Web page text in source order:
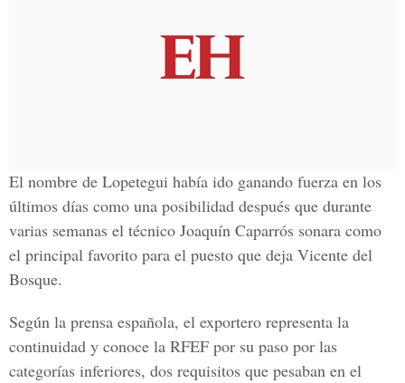
El nombre de Lopetegui había ido ganando fuerza en los
últimos días como una posibilidad después que durante
varias semanas el técnico Joaquín Caparrós sonara como
el principal favorito para el puesto que deja Vicente del
Bosque.
Según la prensa española, el exportero representa la
continuidad y conoce la RFEF por su paso por las
categorías inferiores, dos requisitos que pesaban en el